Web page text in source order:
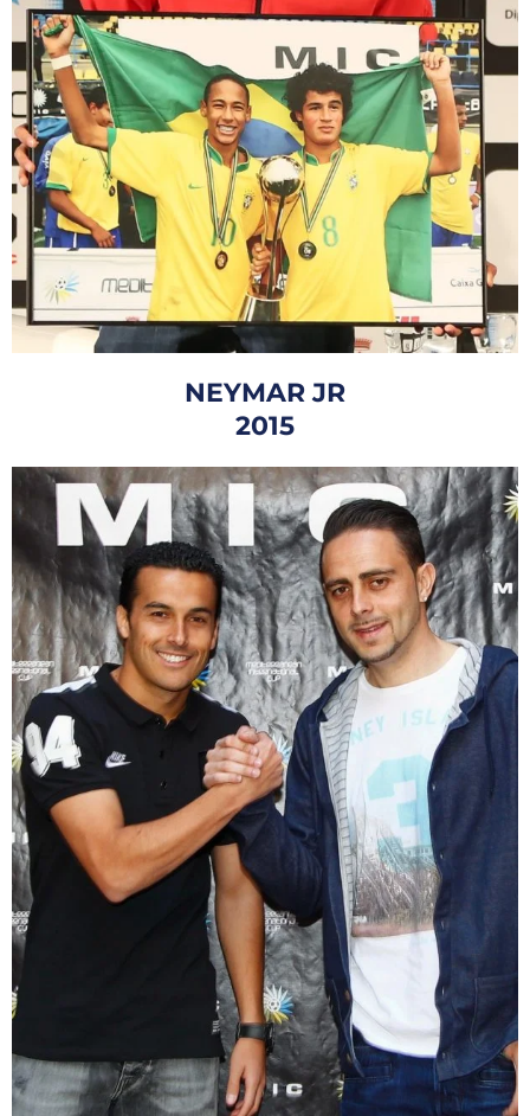
NEYMAR JR
2015